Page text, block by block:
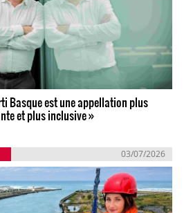
Basque est une appellation plus
et plus inclusive »
03/07/2026